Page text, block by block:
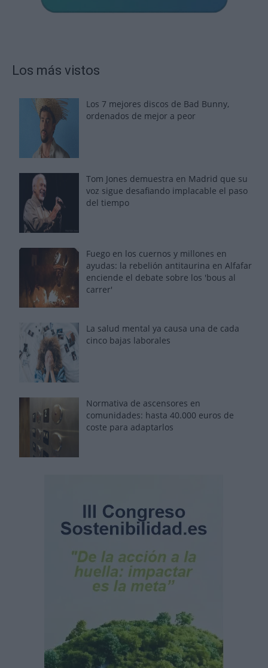
Los más vistos
Los 7 mejores discos de Bad Bunny,
ordenados de mejor a peor
Tom Jones demuestra en Madrid que su
voz sigue desafiando implacable el paso
del tiempo
Fuego en los cuernos y millones en
ayudas: la rebelión antitaurina en Alfafar
enciende el debate sobre los 'bous al
carrer'
La salud mental ya causa una de cada
cinco bajas laborales
Normativa de ascensores en
comunidades: hasta 40.000 euros de
coste para adaptarlos